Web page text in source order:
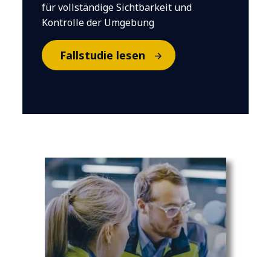
für vollständige Sichtbarkeit und
Kontrolle der Umgebung
Fallstudie lesen